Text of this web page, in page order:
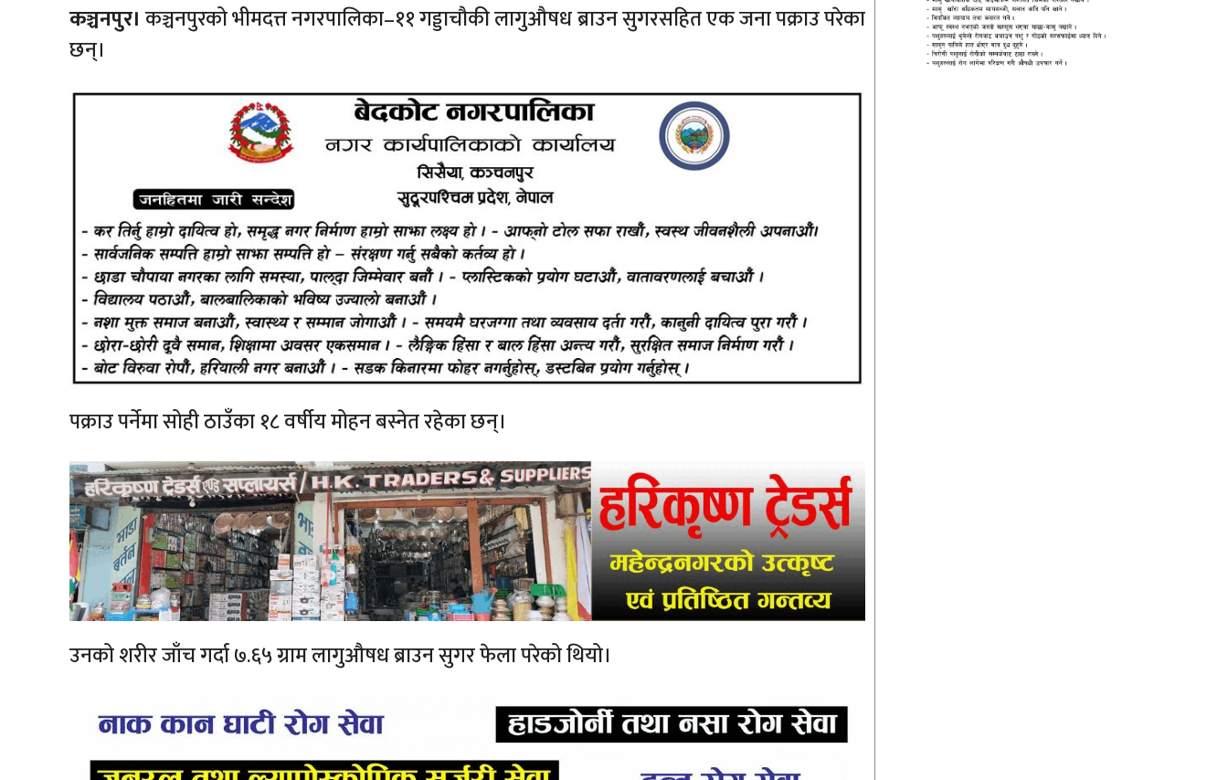
कञ्चनपुर। कञ्चनपुरको भीमदत्त नगरपालिका–११ गड्डाचौकी लागुऔषध ब्राउन सुगरसहित एक जना पक्राउ परेका
छन्।
पक्राउ पर्नेमा सोही ठाउँका १८ वर्षीय मोहन बस्नेत रहेका छन्।
उनको शरीर जाँच गर्दा ७.६५ ग्राम लागुऔषध ब्राउन सुगर फेला परेको थियो।